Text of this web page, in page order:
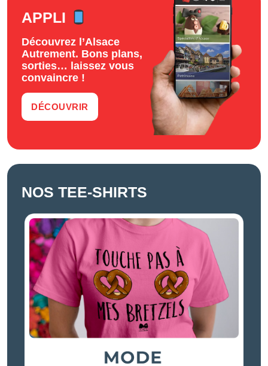
APPLI
Découvrez l’Alsace
Autrement. Bons plans,
sorties… laissez vous
convaincre !
DÉCOUVRIR
NOS TEE-SHIRTS